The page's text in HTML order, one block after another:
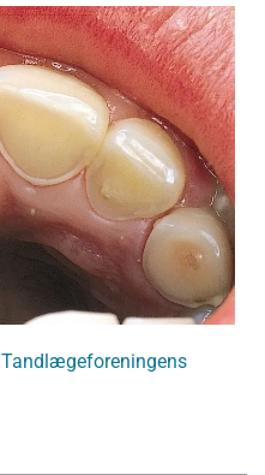
Tandlægeforeningens